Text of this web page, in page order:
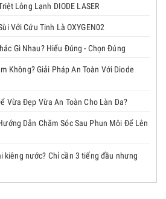
Lông Lạnh DIODE LASER
Với Cứu Tinh Là OXYGEN02
Gì Nhau? Hiểu Đúng - Chọn Đúng
Không? Giải Pháp An Toàn Với Diode
Vừa Đẹp Vừa An Toàn Cho Làn Da?
Dẫn Chăm Sóc Sau Phun Môi Để Lên
kiêng nước? Chỉ cần 3 tiếng đầu nhưng